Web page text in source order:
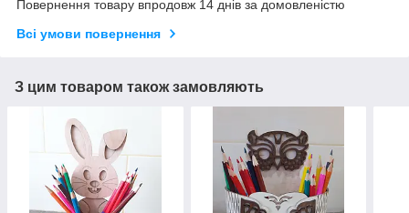
Повернення товару впродовж 14 днів за домовленістю
Всі умови повернення
З цим товаром також замовляють